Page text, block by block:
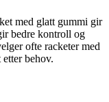
med glatt gummi gir
bedre kontroll og
ofte racketer med
behov.